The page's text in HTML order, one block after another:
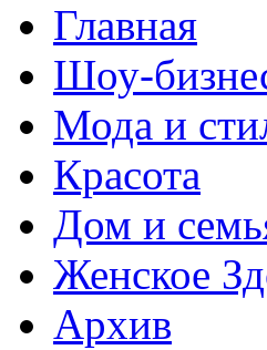
Главная
Шоу-
Мода и
Красота
Дом и
Женское
Архив